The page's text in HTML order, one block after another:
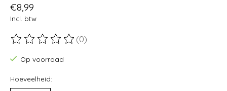
€8,99
Incl. btw
De beoordeling van dit product is
(0)
Op voorraad
Hoeveelheid: